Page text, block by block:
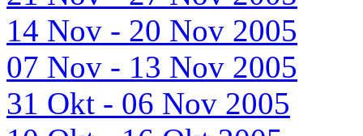
14 Nov - 20 Nov 2005
07 Nov - 13 Nov 2005
31 Okt - 06 Nov 2005